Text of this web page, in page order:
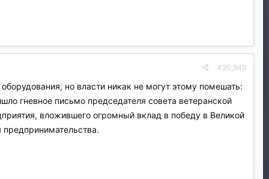
#20,949
но власти никак не могут этому помешать:
гневное письмо председателя совета ветеранской
вложившего огромный вклад в победу в Великой